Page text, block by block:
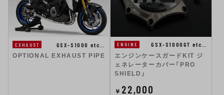
EXHAUST
GSX-S1000 etc…
OPTIONAL EXHAUST PIPE
ENGINE
GSX-S1000GT etc…
エンジンケースガードKIT ジ
ェネレーターカバー「PRO
SHIELD」
￥ 22,000